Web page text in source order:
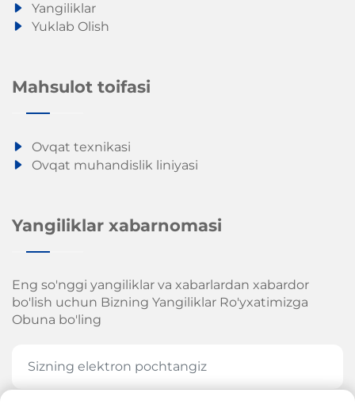
Yangiliklar
Yuklab Olish
Mahsulot toifasi
Ovqat texnikasi
Ovqat muhandislik liniyasi
Yangiliklar xabarnomasi
Eng so'nggi yangiliklar va xabarlardan xabardor
bo'lish uchun Bizning Yangiliklar Ro'yxatimizga
Obuna bo'ling